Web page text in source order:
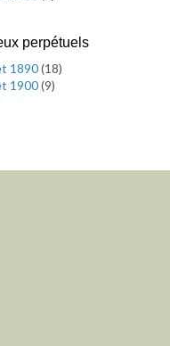
perpétuels
1890(18)
1900(9)